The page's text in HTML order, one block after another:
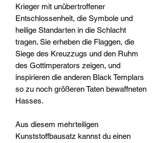
Krieger mit unübertroffener
Entschlossenheit, die Symbole und
heilige Standarten in die Schlacht
tragen. Sie erheben die Flaggen, die
Siege des Kreuzzugs und den Ruhm
des Gottimperators zeigen, und
inspirieren die anderen Black Templars
so zu noch größeren Taten bewaffneten
Hasses.
Aus diesem mehrteiligen
Kunststoffbausatz kannst du einen